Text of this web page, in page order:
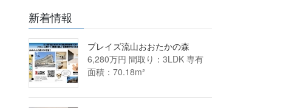
新着情報
プレイズ流山おおたかの森
6,280万円 間取り：3LDK 専有
面積：70.18m²